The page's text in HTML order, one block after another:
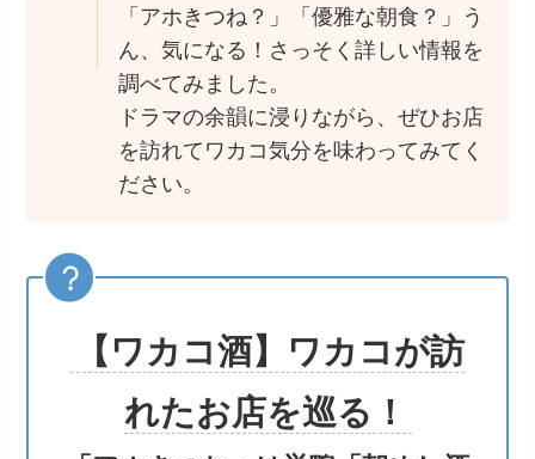
「アホきつね？」「優雅な朝食？」う
ん、気になる！さっそく詳しい情報を
調べてみました。
ドラマの余韻に浸りながら、ぜひお店
を訪れてワカコ気分を味わってみてく
ださい。
【ワカコ酒】ワカコが訪
れたお店を巡る！